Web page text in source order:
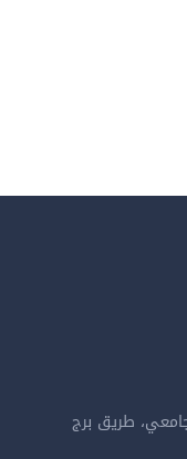
طريق برج